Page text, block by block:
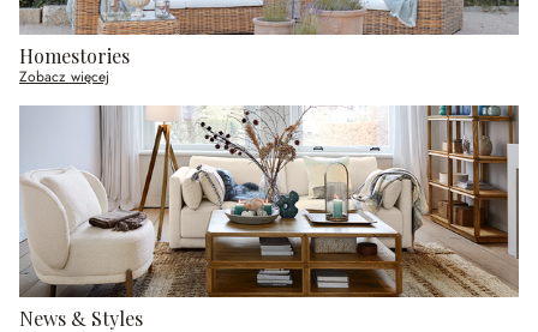
Homestories
Zobacz więcej
News & Styles